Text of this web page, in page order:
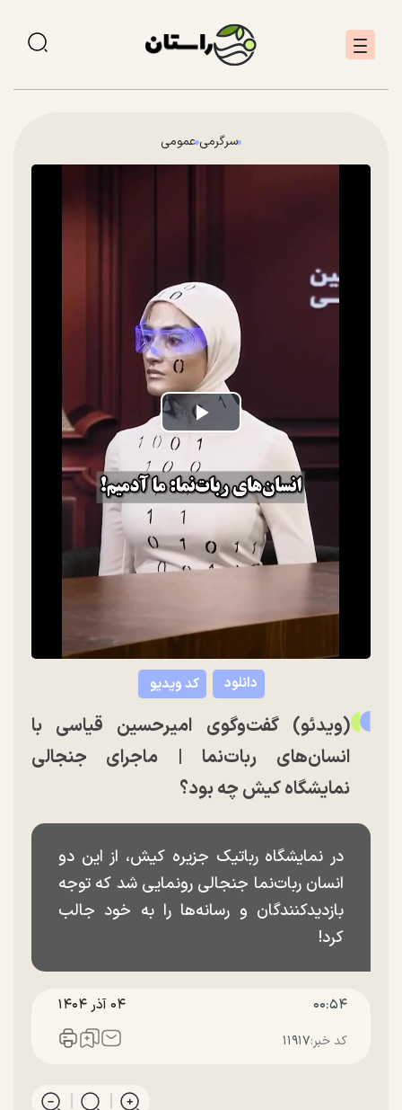
سرگرمی عمومی
Play
Video
کد ویدیو دانلود
(ویدئو) گفت‌وگوی امیرحسین قیاسی با
انسان‌های ربات‌نما | ماجرای جنجالی
نمایشگاه کیش چه بود؟
در نمایشگاه رباتیک جزیره کیش، از این دو
انسان ربات‌نما جنجالی رونمایی شد که توجه
بازدیدکنندگان و رسانه‌ها را به خود جالب
کرد!
۰۰:۵۴ ۰۴ آذر ۱۴۰۴
کد خبر:۱۱۹۱۷